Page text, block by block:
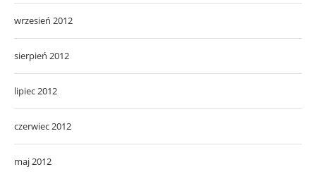
wrzesień 2012
sierpień 2012
lipiec 2012
czerwiec 2012
maj 2012